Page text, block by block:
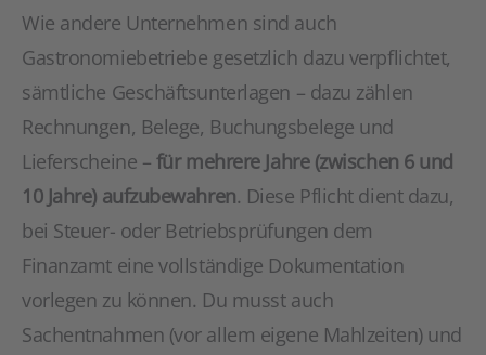
Wie andere Unternehmen sind auch
Gastronomiebetriebe gesetzlich dazu verpflichtet,
sämtliche Geschäftsunterlagen – dazu zählen
Rechnungen, Belege, Buchungsbelege und
Lieferscheine – für mehrere Jahre (zwischen 6 und
10 Jahre) aufzubewahren. Diese Pflicht dient dazu,
bei Steuer- oder Betriebsprüfungen dem
Finanzamt eine vollständige Dokumentation
vorlegen zu können. Du musst auch
Sachentnahmen (vor allem eigene Mahlzeiten) und